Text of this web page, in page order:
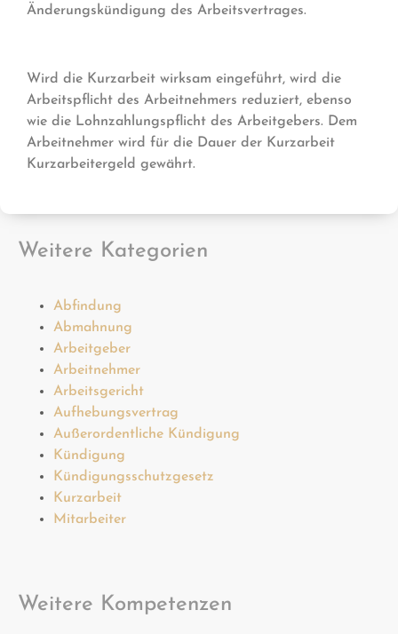
Änderungskündigung des Arbeitsvertrages.
Wird die Kurzarbeit wirksam eingeführt, wird die
Arbeitspflicht des Arbeitnehmers reduziert, ebenso
wie die Lohnzahlungspflicht des Arbeitgebers. Dem
Arbeitnehmer wird für die Dauer der Kurzarbeit
Kurzarbeitergeld gewährt.
Weitere Kategorien
Abfindung
Abmahnung
Arbeitgeber
Arbeitnehmer
Arbeitsgericht
Aufhebungsvertrag
Außerordentliche Kündigung
Kündigung
Kündigungsschutzgesetz
Kurzarbeit
Mitarbeiter
Weitere Kompetenzen